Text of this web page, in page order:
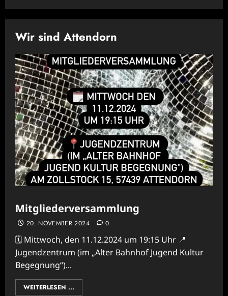
Wir sind Attendorn
Mitgliederversammlung
20. NOVEMBER 2024 0
🗓️ Mittwoch, den 11.12.2024 um 19:15 Uhr 📍
Jugendzentrum (im „Alter Bahnhof Jugend Kultur
Begegnung“)...
WEITERLESEN ...